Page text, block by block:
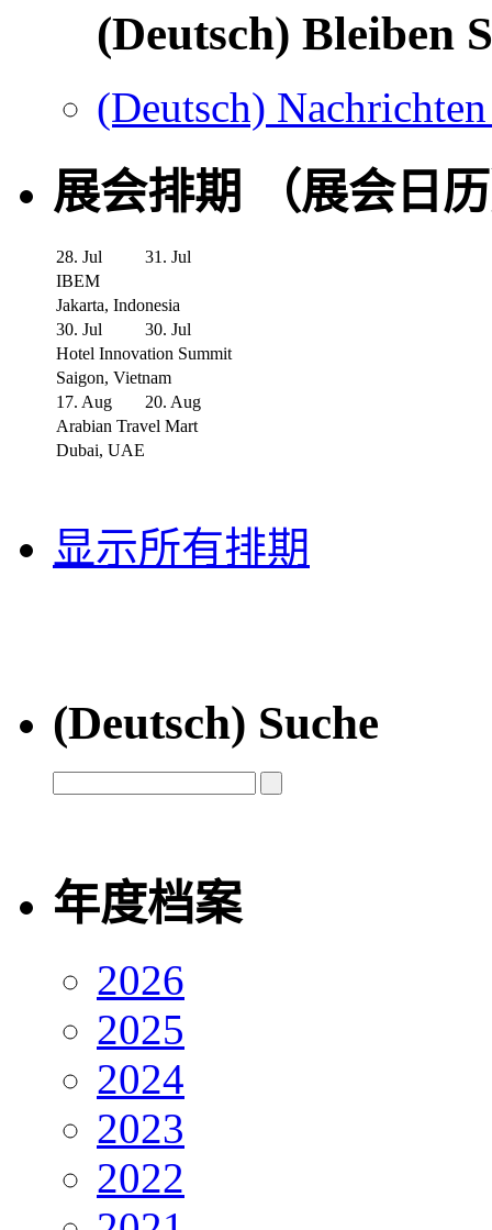
(Deutsch) Bleiben
(Deutsch)
展会排期 （展会日
28. Jul
31. Jul
IBEM
Jakarta, Indonesia
30. Jul
30. Jul
Hotel Innovation Summit
Saigon, Vietnam
17. Aug
20. Aug
Arabian Travel Mart
Dubai, UAE
显示所有排期
(Deutsch) Suche
年度档案
2026
2025
2024
2023
2022